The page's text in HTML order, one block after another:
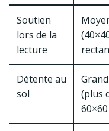
Soutien
lors de la
lecture
Détente au
sol
(plus